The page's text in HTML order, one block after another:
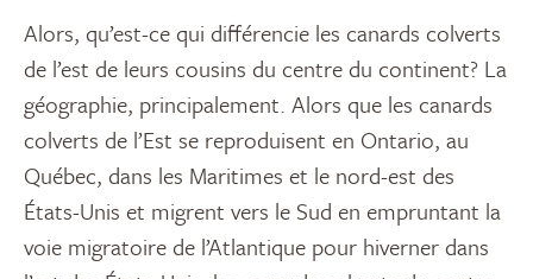
Alors, qu’est-ce qui différencie les canards colverts
de l’est de leurs cousins du centre du continent? La
géographie, principalement. Alors que les canards
colverts de l’Est se reproduisent en Ontario, au
Québec, dans les Maritimes et le nord-est des
États-Unis et migrent vers le Sud en empruntant la
voie migratoire de l’Atlantique pour hiverner dans